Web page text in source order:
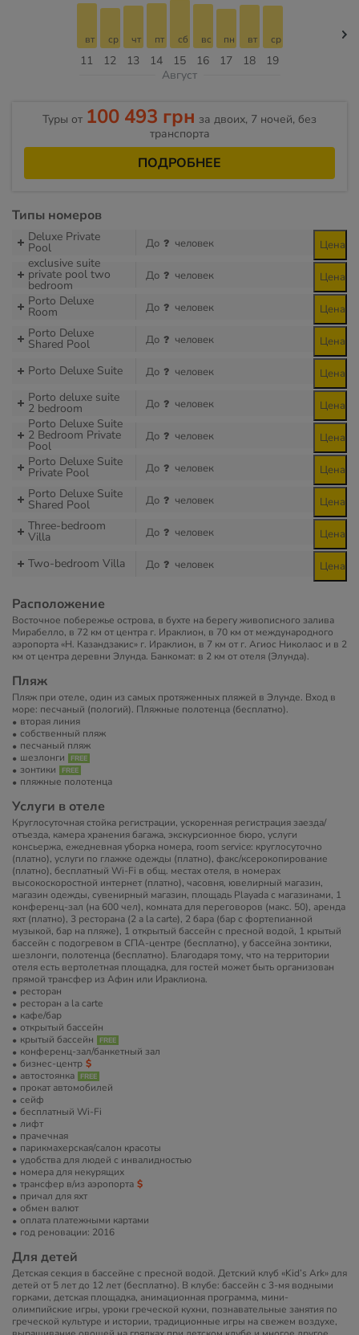
11
вт
12
ср
13
чт
14
пт
15
сб
16
вс
17
пн
18
вт
19
ср
Август
Туры от 100 493 грн за двоих, 7 ночей, без
транспорта
ПОДРОБНЕЕ
Типы номеров
Deluxe Private
Pool До человек Цена
exclusive suite
private pool two
bedroom
До человек Цена
Porto Deluxe
Room До человек Цена
Porto Deluxe
Shared Pool До человек Цена
Porto Deluxe Suite До человек Цена
Porto deluxe suite
2 bedroom До человек Цена
Porto Deluxe Suite
2 Bedroom Private
Pool
До человек Цена
Porto Deluxe Suite
Private Pool До человек Цена
Porto Deluxe Suite
Shared Pool До человек Цена
Three-bedroom
Villa До человек Цена
Two-bedroom Villa До человек Цена
Расположение
Восточное побережье острова, в бухте на берегу живописного залива
Мирабелло, в 72 км от центра г. Ираклион, в 70 км от международного
аэропорта «Н. Казандзакис» г. Ираклион, в 7 км от г. Агиос Николаос и в 2
км от центра деревни Элунда. Банкомат: в 2 км от отеля (Элунда).
Пляж
Пляж при отеле, один из самых протяженных пляжей в Элунде. Вход в
море: песчаный (пологий). Пляжные полотенца (бесплатно).
вторая линия
собственный пляж
песчаный пляж
шезлонги
зонтики
пляжные полотенца
Услуги в отеле
Круглосуточная стойка регистрации, ускоренная регистрация заезда/
отъезда, камера хранения багажа, экскурсионное бюро, услуги
консьержа, ежедневная уборка номера, room service: круглосуточно
(платно), услуги по глажке одежды (платно), факс/ксерокопирование
(платно), бесплатный Wi-Fi в общ. местах отеля, в номерах
высокоскоростной интернет (платно), часовня, ювелирный магазин,
магазин одежды, сувенирный магазин, площадь Playada с магазинами, 1
конференц-зал (на 600 чел), комната для переговоров (макс. 50), аренда
яхт (платно), 3 ресторана (2 a la carte), 2 бара (бар с фортепианной
музыкой, бар на пляже), 1 открытый бассейн с пресной водой, 1 крытый
бассейн с подогревом в СПА-центре (бесплатно), у бассейна зонтики,
шезлонги, полотенца (бесплатно). Благодаря тому, что на территории
отеля есть вертолетная площадка, для гостей может быть организован
прямой трансфер из Афин или Ираклиона.
ресторан
ресторан a la carte
кафе/бар
открытый бассейн
крытый бассейн
конференц-зал/банкетный зал
бизнес-центр
автостоянка
прокат автомобилей
сейф
бесплатный Wi-Fi
лифт
прачечная
парикмахерская/салон красоты
удобства для людей с инвалидностью
номера для некурящих
трансфер в/из аэропорта
причал для яхт
обмен валют
оплата платежными картами
год реновации: 2016
Для детей
Детская секция в бассейне с пресной водой. Детский клуб «Kid’s Ark» для
детей от 5 лет до 12 лет (бесплатно). В клубе: бассейн с 3-мя водными
горками, детская площадка, анимационная программа, мини-
олимпийские игры, уроки греческой кухни, познавательные занятия по
греческой культуре и истории, традиционные игры на свежем воздухе,